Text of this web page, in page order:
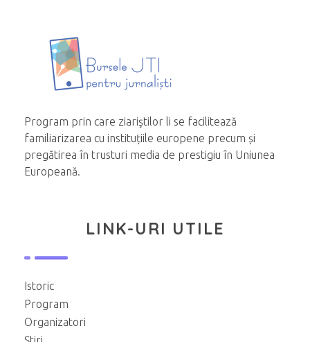
Program prin care ziariştilor li se facilitează
familiarizarea cu instituțiile europene precum și
pregătirea în trusturi media de prestigiu în Uniunea
Europeană.
LINK-URI UTILE
Istoric
Program
Organizatori